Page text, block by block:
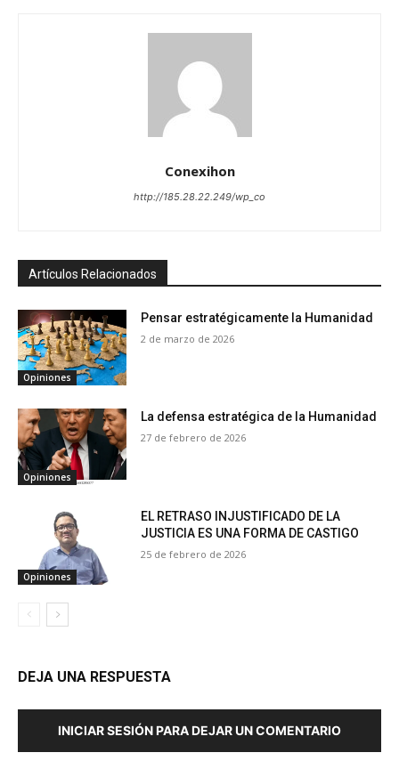
Conexihon
http://185.28.22.249/wp_co
Artículos Relacionados
Opiniones
Pensar estratégicamente la Humanidad
2 de marzo de 2026
Opiniones
La defensa estratégica de la Humanidad
27 de febrero de 2026
Opiniones
EL RETRASO INJUSTIFICADO DE LA
JUSTICIA ES UNA FORMA DE CASTIGO
25 de febrero de 2026
DEJA UNA RESPUESTA
INICIAR SESIÓN PARA DEJAR UN COMENTARIO